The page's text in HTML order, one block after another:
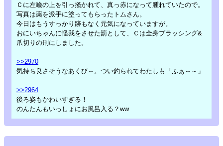
Ｃに左瞼の上を引っ掻かれて、真っ赤になって腫れていたので。
写真は薬を派手に塗ってもらったトムさん。
今日はもうすっかり跡もなく元気になっていますが。
おにいちゃんに怪我をさせた罰として、Ｃは全身ブラッシング&
爪切りの刑にしました。
>>2970
気持ち良さそうなあくび～。つい釣られてわたしも「ふぁ～～」
>>2964
後ろ姿もかわいすぎる！
のんたんもいっしょにお風呂入る？ww